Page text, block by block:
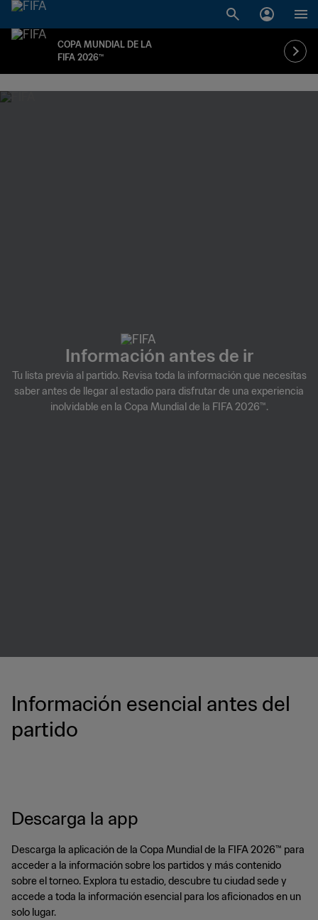
COPA MUNDIAL DE LA
FIFA 2026™
Información antes de ir
Tu lista previa al partido. Revisa toda la información que necesitas
saber antes de llegar al estadio para disfrutar de una experiencia
inolvidable en la Copa Mundial de la FIFA 2026™.
Información esencial antes del
partido
Descarga la app
Descarga la aplicación de la Copa Mundial de la FIFA 2026™ para
acceder a la información sobre los partidos y más contenido
sobre el torneo. Explora tu estadio, descubre tu ciudad sede y
accede a toda la información esencial para los aficionados en un
solo lugar.